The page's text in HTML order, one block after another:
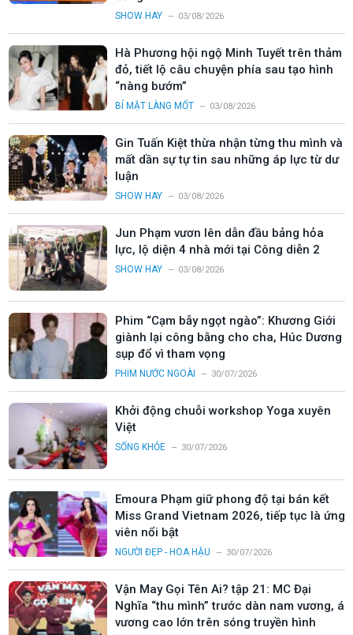
SHOW HAY 03/08/2026
Hà Phương hội ngộ Minh Tuyết trên thảm
đỏ, tiết lộ câu chuyện phía sau tạo hình
“nàng bướm”
BÍ MẬT LÀNG MỐT 03/08/2026
Gin Tuấn Kiệt thừa nhận từng thu mình và
mất dần sự tự tin sau những áp lực từ dư
luận
SHOW HAY 03/08/2026
Jun Phạm vươn lên dẫn đầu bảng hỏa
lực, lộ diện 4 nhà mới tại Công diễn 2
SHOW HAY 03/08/2026
Phim “Cạm bẫy ngọt ngào”: Khương Giới
giành lại công bằng cho cha, Húc Dương
sụp đổ vì tham vọng
PHIM NƯỚC NGOÀI 30/07/2026
Khởi động chuỗi workshop Yoga xuyên
Việt
SỐNG KHỎE 30/07/2026
Emoura Phạm giữ phong độ tại bán kết
Miss Grand Vietnam 2026, tiếp tục là ứng
viên nổi bật
NGƯỜI ĐẸP - HOA HẬU 30/07/2026
Vận May Gọi Tên Ai? tập 21: MC Đại
Nghĩa “thu mình” trước dàn nam vương, á
vương cao lớn trên sóng truyền hình